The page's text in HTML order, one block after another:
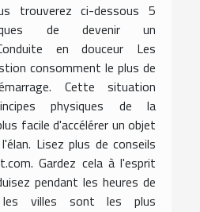
trouverez ci-dessous 5
de devenir un
en douceur Les
consomment le plus de
Cette situation
physiques de la
facile d'accélérer un objet
Lisez plus de conseils
Gardez cela à l'esprit
pendant les heures de
les villes sont les plus